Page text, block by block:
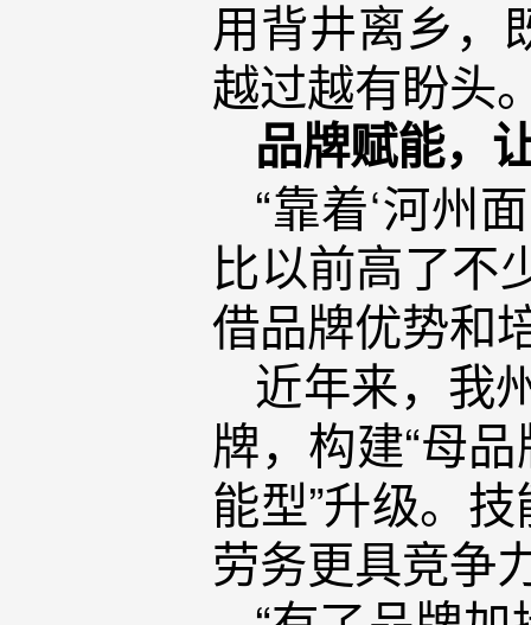
用背井离乡，
越过越有盼头
品牌赋能，
“靠着‘河州
比以前高了不
借品牌优势和
近年来，我
牌，构建“母
能型”升级。
劳务更具竞争